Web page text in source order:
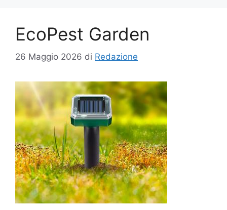
EcoPest Garden
26 Maggio 2026 di Redazione